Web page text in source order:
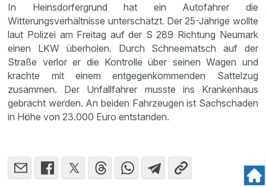
In Heinsdorfergrund hat ein Autofahrer die
Witterungsverhältnisse unterschätzt. Der 25-Jährige wollte
laut Polizei am Freitag auf der S 289 Richtung Neumark
einen LKW überholen. Durch Schneematsch auf der
Straße verlor er die Kontrolle über seinen Wagen und
krachte mit einem entgegenkommenden Sattelzug
zusammen. Der Unfallfahrer musste ins Krankenhaus
gebracht werden. An beiden Fahrzeugen ist Sachschaden
in Höhe von 23.000 Euro entstanden.